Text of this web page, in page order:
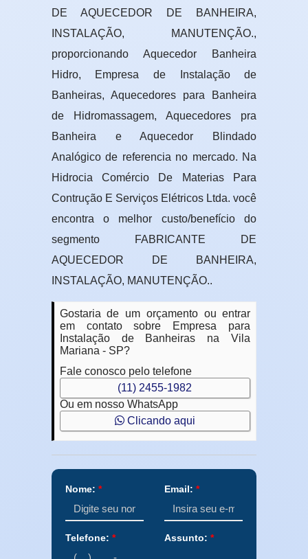
DE AQUECEDOR DE BANHEIRA,
INSTALAÇÃO, MANUTENÇÃO.,
proporcionando Aquecedor Banheira
Hidro, Empresa de Instalação de
Banheiras, Aquecedores para Banheira
de Hidromassagem, Aquecedores pra
Banheira e Aquecedor Blindado
Analógico de referencia no mercado. Na
Hidrocia Comércio De Materias Para
Contrução E Serviços Elétricos Ltda. você
encontra o melhor custo/benefício do
segmento FABRICANTE DE
AQUECEDOR DE BANHEIRA,
INSTALAÇÃO, MANUTENÇÃO..
Gostaria de um orçamento ou entrar
em contato sobre Empresa para
Instalação de Banheiras na Vila
Mariana - SP?
Fale conosco pelo telefone
(11) 2455-1982
Ou em nosso WhatsApp
Clicando aqui
Nome: * Email: *
Telefone: * Assunto: *